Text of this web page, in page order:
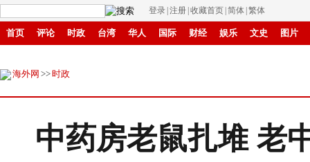
登录 注册 收藏首页 简体 繁体
首页 评论 时政 台湾 华人 国际 财经 娱乐 文史 图片
海外网 >> 时政
中药房老鼠扎堆 老